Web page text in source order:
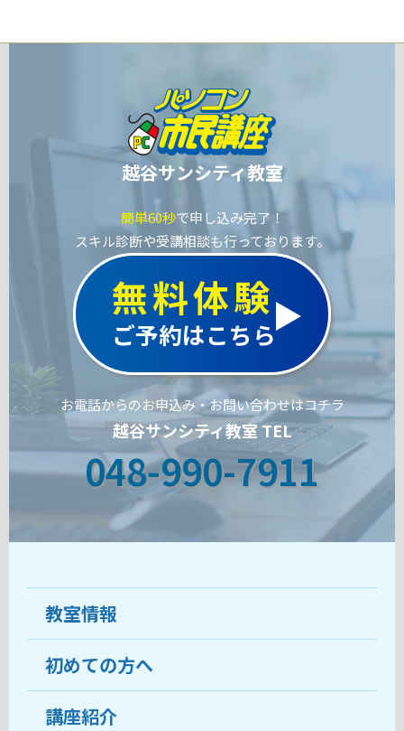
越谷サンシティ教室
簡単60秒で申し込み完了！
スキル診断や受講相談も行っております。
無料体験
ご予約はこちら
お電話からのお申込み・お問い合わせはコチラ
越谷サンシティ教室 TEL
048-990-7911
教室情報
教室について
受講生の声
初めての方へ
ココがおすすめ
講座紹介